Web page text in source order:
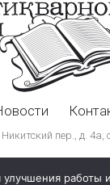
пер., д. 4а,
работы